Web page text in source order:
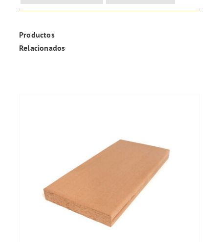
Productos
Relacionados